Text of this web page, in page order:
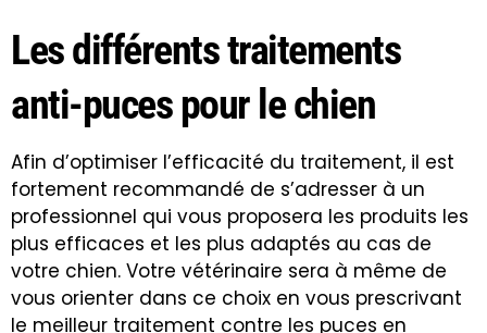
Les différents traitements
anti-puces pour le chien
Afin d’optimiser l’efficacité du traitement, il est
fortement recommandé de s’adresser à un
professionnel qui vous proposera les produits les
plus efficaces et les plus adaptés au cas de
votre chien. Votre vétérinaire sera à même de
vous orienter dans ce choix en vous prescrivant
le meilleur traitement contre les puces en